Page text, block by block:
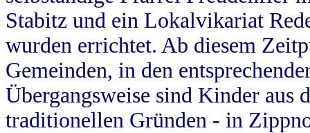
Stabitz und ein Lokalvikariat
wurden errichtet. Ab diesem
Gemeinden, in den
Übergangsweise sind Kinder aus
traditionellen Gründen - in